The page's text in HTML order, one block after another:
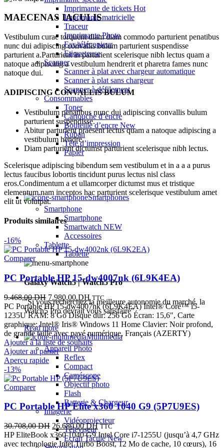
Imprimante de tickets Hot
Imprimante matricielle
Traceur
Imprimante Photo
Fax/télécopieur
Etiqueteuse
Scanner
Scanner à plat avec chargeur automatique
Scanner à plat sans chargeur
Scanner à défilement
Consommables
Toner
Cartouche d’encre
Bouteille d’encre New
Ruban
Tête d’impression
Papier
Smartphones
Smartphone
Smartphone
Smartwatch NEW
Accessoires
Tablette
Tablette
Galaxy Watch5 | Watch5 Pro
"Si vous recherchez la meilleure autonomie du marché, la
Watch5 Pro devrait vous satisfaire"
Read more
Multimedia
Appareil Photo
Reflex
Compact
Caméscope
Objectif photo
Flash
Batterie & Chargeur
Imagerie
Vidéoprojecteur
Téléviseur
Ecran TactileNew
MAECENAS IACULIS
Vestibulum curae torquent diam diam commodo parturient penatibus
nunc dui adipiscing convallis bulum parturient suspendisse
parturient a.Parturient in parturient scelerisque nibh lectus quam a
natoque adipiscing a vestibulum hendrerit et pharetra fames nunc
natoque dui.
ADIPISCING CONVALLIS BULUM
Vestibulum penatibus nunc dui adipiscing convallis bulum
parturient suspendisse.
Abitur parturient praesent lectus quam a natoque adipiscing a
vestibulum hendre.
Diam parturient dictumst parturient scelerisque nibh lectus.
Scelerisque adipiscing bibendum sem vestibulum et in a a a purus
lectus faucibus lobortis tincidunt purus lectus nisl class
eros.Condimentum a et ullamcorper dictumst mus et tristique
elementum nam inceptos hac parturient scelerisque vestibulum amet
elit ut volutpat.
Produits similaires
-16%
Comparer
PC Portable HP 15-dw4007nk (6L9K4EA)
9.468,00DH Le
prix
initial
était :
9.468,00 DH.
7.980,00DH Le
prix
actuel
est :
7.980,00 DH.
TTC
PC Portable HP 15-dw4007nk (6L9K4EA) Intel® Core™ i5-
1235U RAM: 8 Go Disque dur: 256 Go Écran: 15,6", Carte
graphique: Intel® Iris® Windows 11 Home Clavier: Noir profond,
de grande taille avec pavé numérique, Français (AZERTY)
Ajouter à la liste de souhaits
Ajouter au panier
Aperçu rapide
-13%
Comparer
PC Portable HP Elite x360 1040 G9 (5P7U9ES)
30.708,00DH Le
prix
initial
26.680,00DHLe
prix
actuel
TTC
HP EliteBook x360 1040 G9 Intel Core i7-1255U (jusqu’à 4,7 GHz
avec technologie Intel Turbo Boost, 12 Mo de cache, 10 cœurs), 16